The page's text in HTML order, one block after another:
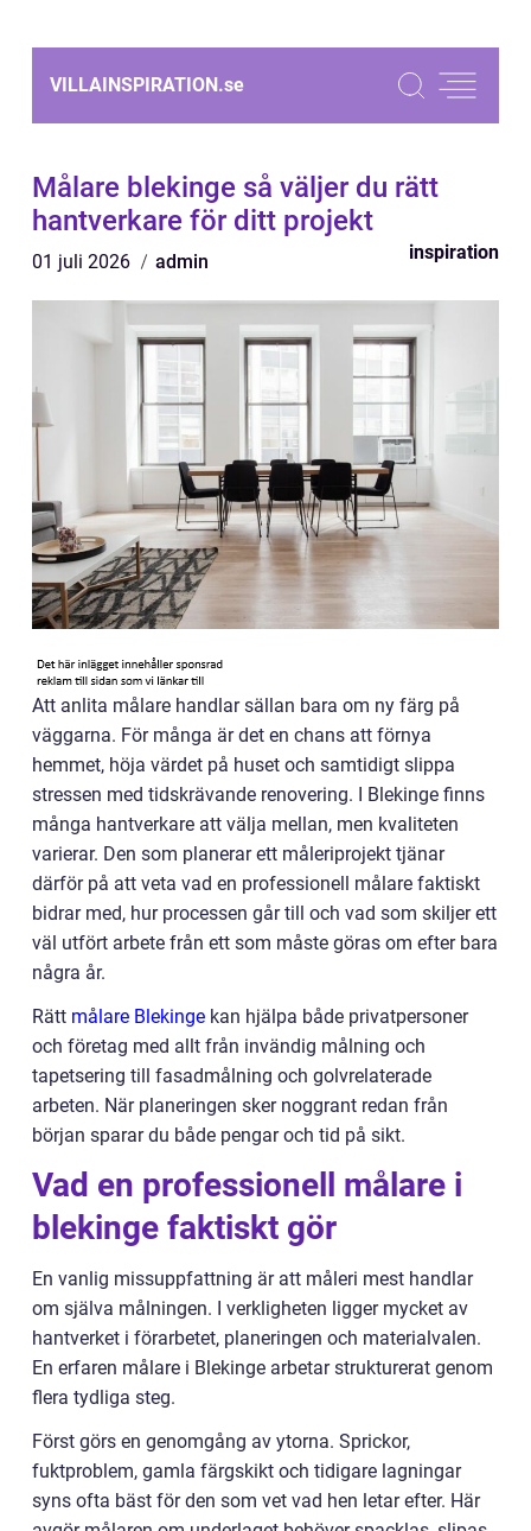
VILLAINSPIRATION.se
Målare blekinge så väljer du rätt
hantverkare för ditt projekt
01 juli 2026 admin inspiration
Att anlita målare handlar sällan bara om ny färg på
väggarna. För många är det en chans att förnya
hemmet, höja värdet på huset och samtidigt slippa
stressen med tidskrävande renovering. I Blekinge finns
många hantverkare att välja mellan, men kvaliteten
varierar. Den som planerar ett måleriprojekt tjänar
därför på att veta vad en professionell målare faktiskt
bidrar med, hur processen går till och vad som skiljer ett
väl utfört arbete från ett som måste göras om efter bara
några år.
Rätt målare Blekinge kan hjälpa både privatpersoner
och företag med allt från invändig målning och
tapetsering till fasadmålning och golvrelaterade
arbeten. När planeringen sker noggrant redan från
början sparar du både pengar och tid på sikt.
Vad en professionell målare i
blekinge faktiskt gör
En vanlig missuppfattning är att måleri mest handlar
om själva målningen. I verkligheten ligger mycket av
hantverket i förarbetet, planeringen och materialvalen.
En erfaren målare i Blekinge arbetar strukturerat genom
flera tydliga steg.
Först görs en genomgång av ytorna. Sprickor,
fuktproblem, gamla färgskikt och tidigare lagningar
syns ofta bäst för den som vet vad hen letar efter. Här